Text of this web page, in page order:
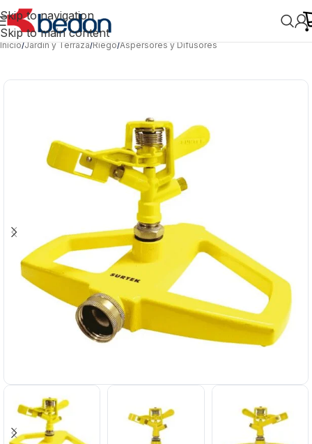
Skip to navigation
Skip to main content
Inicio/Jardín y Terraza/Riego/Aspersores y Difusores